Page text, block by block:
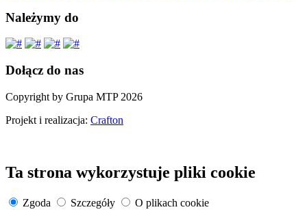
Należymy do
Dołącz do nas
Copyright by Grupa MTP 2026
Projekt i realizacja: Crafton
Ta strona wykorzystuje pliki cookie
Zgoda Szczegóły
O plikach cookie